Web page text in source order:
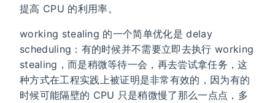
提高 CPU 的利用率。
working stealing 的一个简单优化是 delay
scheduling：有的时候并不需要立即去执行 working
stealing，而是稍微等待一会，再去尝试拿任务，这
种方式在工程实践上被证明是非常有效的，因为有的
时候可能隔壁的 CPU 只是稍微慢了那么一点点，多